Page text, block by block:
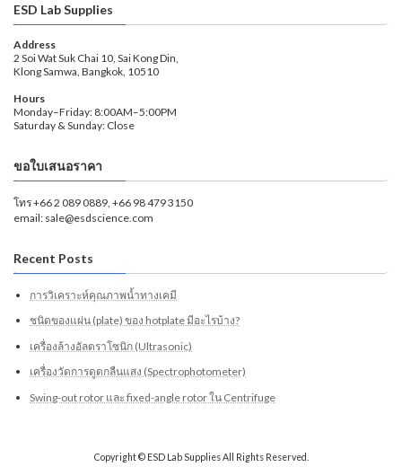
ESD Lab Supplies
Address
2 Soi Wat Suk Chai 10, Sai Kong Din,
Klong Samwa, Bangkok, 10510
Hours
Monday–Friday: 8:00AM–5:00PM
Saturday & Sunday: Close
ขอใบเสนอราคา
โทร +66 2 089 0889, +66 98 479 3150
email: sale@esdscience.com
Recent Posts
การวิเคราะห์คุณภาพน้ำทางเคมี
ชนิดของแผ่น (plate) ของ hotplate มีอะไรบ้าง?
เครื่องล้างอัลตราโซนิก (Ultrasonic)
เครื่องวัดการดูดกลืนแสง (Spectrophotometer)
Swing-out rotor และ fixed-angle rotor ใน Centrifuge
Copyright © ESD Lab Supplies All Rights Reserved.